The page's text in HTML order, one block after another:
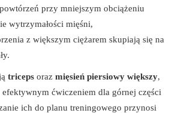
przy mniejszym obciążeniu
wytrzymałości mięśni,
z większym ciężarem skupiają się na
triceps oraz mięsień piersiowy większy,
ćwiczeniem dla górnej części
ich do planu treningowego przynosi